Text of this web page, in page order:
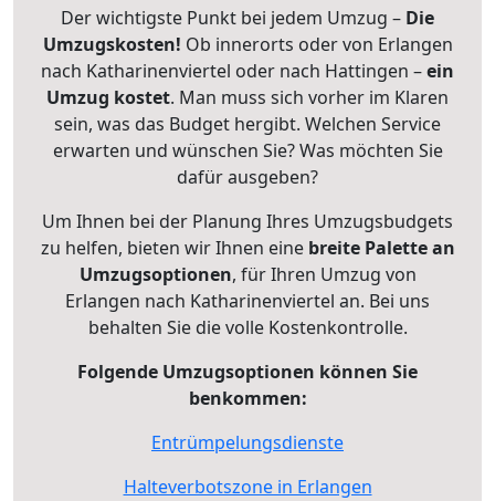
Der wichtigste Punkt bei jedem Umzug – Die
Umzugskosten! Ob innerorts oder von Erlangen
nach Katharinenviertel oder nach Hattingen –ein
Umzug kostet. Man muss sich vorher im Klaren
sein, was das Budget hergibt. Welchen Service
erwarten und wünschen Sie? Was möchten Sie
dafür ausgeben?
Um Ihnen bei der Planung Ihres Umzugsbudgets
zu helfen, bieten wir Ihnen eine breite Palette an
Umzugsoptionen, für Ihren Umzug von
Erlangen nach Katharinenviertel an. Bei uns
behalten Sie die volle Kostenkontrolle.
Folgende Umzugsoptionen können Sie
benkommen:
Entrümpelungsdienste
Halteverbotszone in Erlangen